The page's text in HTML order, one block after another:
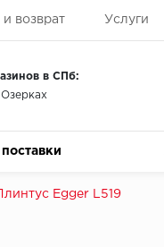
и возврат Услуги
в СПб:
Плинтус Egger L519